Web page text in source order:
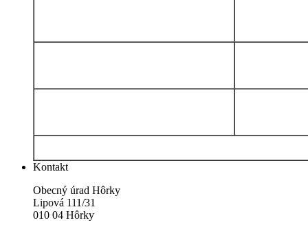
Kontakt
Obecný úrad Hôrky
Lipová 111/31
010 04 Hôrky